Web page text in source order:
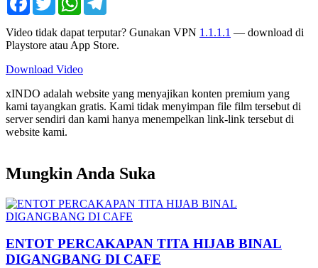
Video tidak dapat terputar? Gunakan VPN 1.1.1.1 — download di
Playstore atau App Store.
Download Video
xINDO adalah website yang menyajikan konten premium yang
kami tayangkan gratis. Kami tidak menyimpan file film tersebut di
server sendiri dan kami hanya menempelkan link-link tersebut di
website kami.
Mungkin Anda Suka
ENTOT PERCAKAPAN TITA HIJAB BINAL
DIGANGBANG DI CAFE